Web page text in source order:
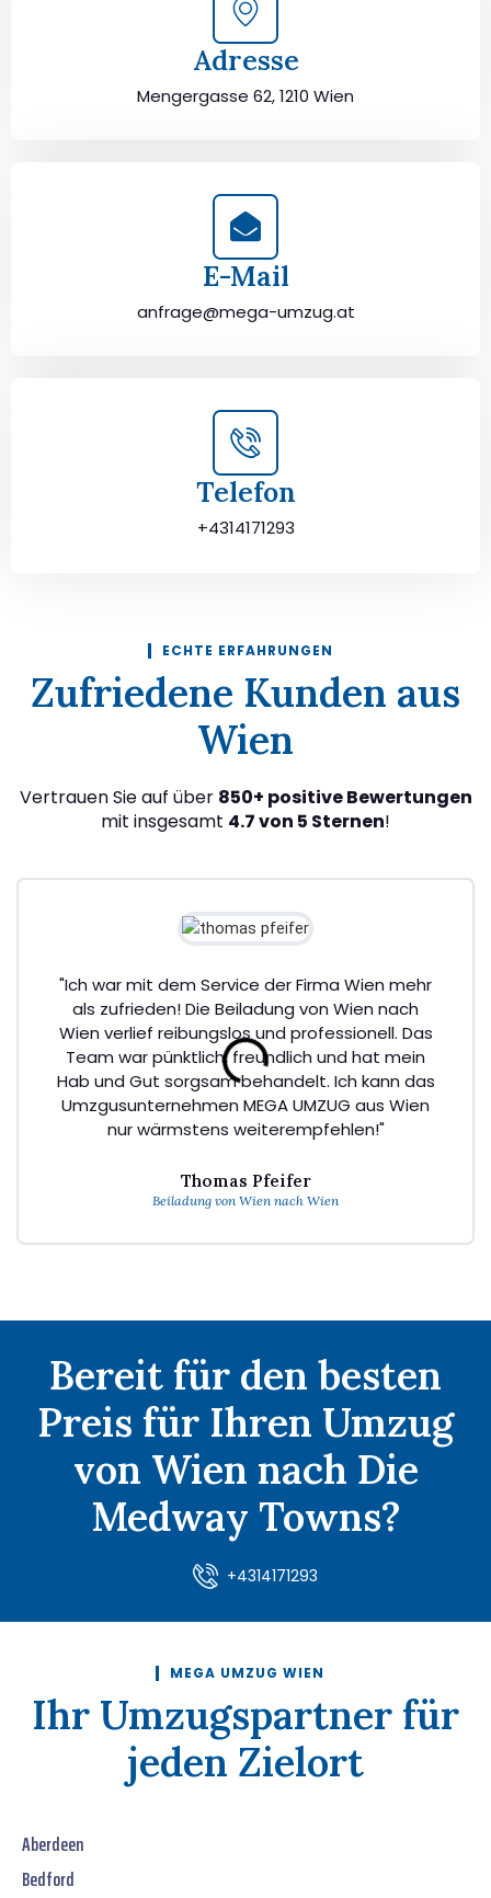
Adresse
Mengergasse 62, 1210 Wien
E-Mail
anfrage@mega-umzug.at
Telefon
+4314171293
ECHTE ERFAHRUNGEN
Zufriedene Kunden aus
Wien
Vertrauen Sie auf über 850+ positive Bewertungen
mit insgesamt 4.7 von 5 Sternen!
"Ich war mit dem Service der Firma Wien mehr
als zufrieden! Die Beiladung von Wien nach
Wien verlief reibungslos und professionell. Das
Team war pünktlich, freundlich und hat mein
Hab und Gut sorgsam behandelt. Ich kann das
Umzgusunternehmen MEGA UMZUG aus Wien
nur wärmstens weiterempfehlen!"
Thomas Pfeifer
Beiladung von Wien nach Wien
Bereit für den besten
Preis für Ihren Umzug
von Wien nach Die
Medway Towns?
+4314171293
MEGA UMZUG WIEN
Ihr Umzugspartner für
jeden Zielort
Aberdeen
Bedford